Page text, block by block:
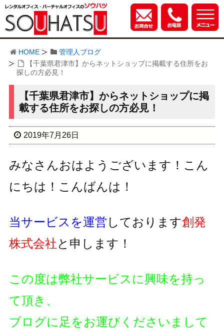
HOME
管理人ブログ
【千葉県君津市】からネットショップに掲載する住所をお
探しの方必見！
【千葉県君津市】からネットショップに掲
載する住所をお探しの方必見！
2019年7月26日
みなさんおはようございます！こん
にちは！こんばんは！
当サービスを運営 しております創発
株式会社と申します！
この度は弊社サービスに興味を持っ
て頂き、
ブログに足をお運びくださいまして